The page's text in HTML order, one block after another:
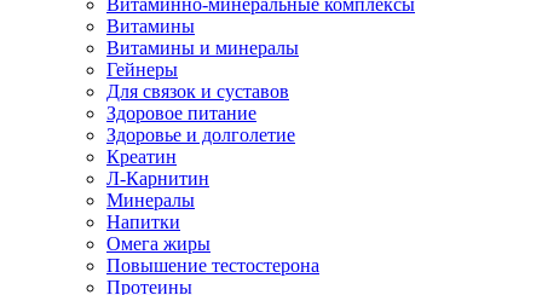
Витамины
Витамины и минералы
Гейнеры
Для связок и суставов
Здоровое питание
Здоровье и долголетие
Креатин
Л-Карнитин
Минералы
Напитки
Омега жиры
Повышение тестостерона
Протеины